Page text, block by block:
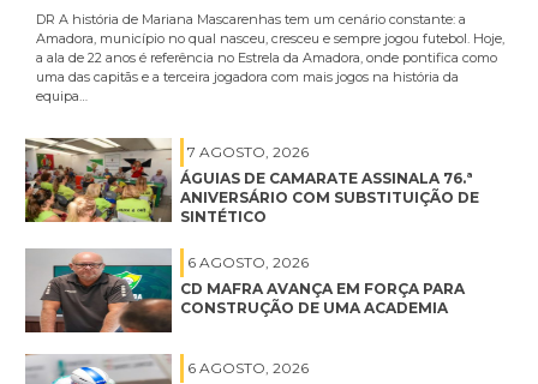
DR A história de Mariana Mascarenhas tem um cenário constante: a
Amadora, município no qual nasceu, cresceu e sempre jogou futebol. Hoje,
a ala de 22 anos é referência no Estrela da Amadora, onde pontifica como
uma das capitãs e a terceira jogadora com mais jogos na história da
equipa…
7 AGOSTO, 2026
ÁGUIAS DE CAMARATE ASSINALA 76.ª
ANIVERSÁRIO COM SUBSTITUIÇÃO DE
SINTÉTICO
6 AGOSTO, 2026
CD MAFRA AVANÇA EM FORÇA PARA
CONSTRUÇÃO DE UMA ACADEMIA
6 AGOSTO, 2026